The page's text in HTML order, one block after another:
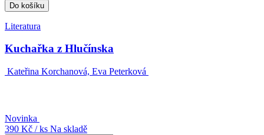
Do košíku
Literatura
Kuchařka z Hlučínska
Kateřina Korchanová, Eva Peterková
Novinka
390 Kč / ks Na skladě